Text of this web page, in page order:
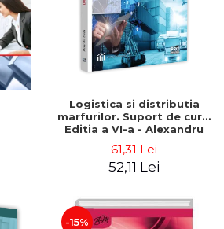
Logistica si distributia
marfurilor. Suport de curs.
Editia a VI-a - Alexandru
61,31 Lei
52,11 Lei
-15%